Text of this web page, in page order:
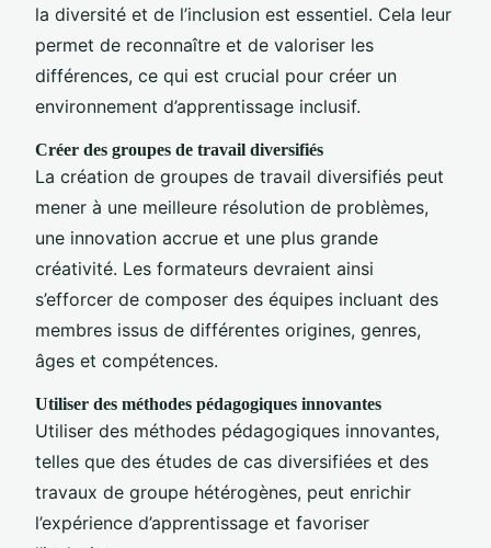
la diversité et de l’inclusion est essentiel. Cela leur
permet de reconnaître et de valoriser les
différences, ce qui est crucial pour créer un
environnement d’apprentissage inclusif.
Créer des groupes de travail diversifiés
La création de groupes de travail diversifiés peut
mener à une meilleure résolution de problèmes,
une innovation accrue et une plus grande
créativité. Les formateurs devraient ainsi
s’efforcer de composer des équipes incluant des
membres issus de différentes origines, genres,
âges et compétences.
Utiliser des méthodes pédagogiques innovantes
Utiliser des méthodes pédagogiques innovantes,
telles que des études de cas diversifiées et des
travaux de groupe hétérogènes, peut enrichir
l’expérience d’apprentissage et favoriser